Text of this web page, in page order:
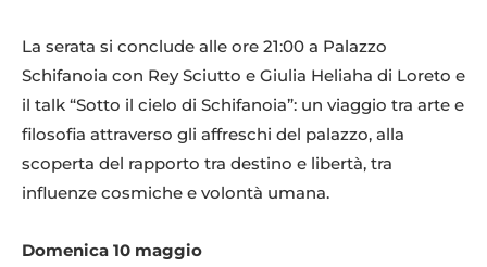
La serata si conclude alle ore 21:00 a Palazzo
Schifanoia con Rey Sciutto e Giulia Heliaha di Loreto e
il talk “Sotto il cielo di Schifanoia”: un viaggio tra arte e
filosofia attraverso gli affreschi del palazzo, alla
scoperta del rapporto tra destino e libertà, tra
influenze cosmiche e volontà umana.
Domenica 10 maggio